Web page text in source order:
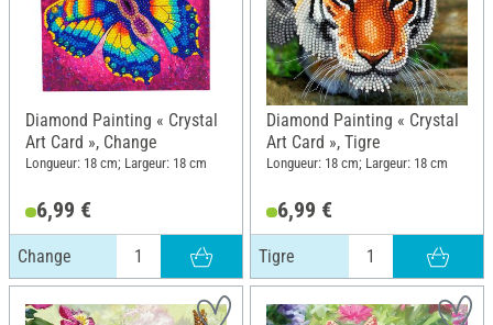
Diamond Painting « Crystal
Art Card », Change
Longueur: 18 cm; Largeur: 18 cm
6,99 €
Change
Diamond Painting « Crystal
Art Card », Tigre
Longueur: 18 cm; Largeur: 18 cm
6,99 €
Tigre